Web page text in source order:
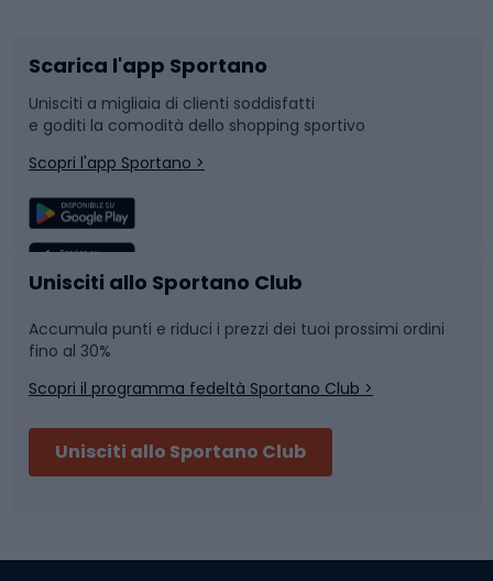
Bushcraft
Corsa
Sport di squadra
Caschi da ciclismo
Skitouring
Abbigliamento da escursionismo
Slitte e slittini
Snowboard
Camminata nordica
Nuoto
Pattinaggio
Componenti per biciclette
Scarica l'app Sportano
Unisciti a migliaia di clienti soddisfatti
e goditi la comodità dello shopping sportivo
Scopri l'app Sportano >
Unisciti allo Sportano Club
Accumula punti e riduci i prezzi dei tuoi prossimi ordini
fino al 30%
Scopri il programma fedeltà Sportano Club >
Unisciti allo Sportano Club